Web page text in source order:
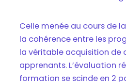
Celle menée au cours de
la cohérence entre les
la véritable acquisition de
apprenants. L’évaluation
formation se scinde en 2